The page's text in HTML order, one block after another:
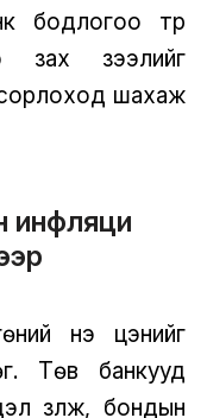
бодлогоо түр
зах зээлийг
шахаж
инфляци
үнэ цэнийг
Төв банкууд
үзүүлж, бондын